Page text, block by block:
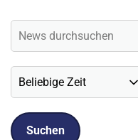
Veranstaltungen
Social-Media News
Sport- und Kursangebot